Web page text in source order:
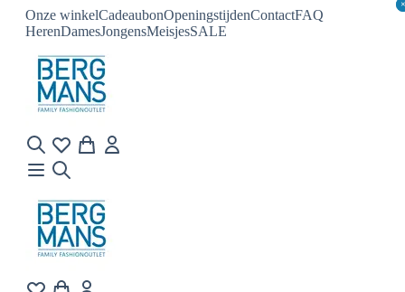
Onze winkelCadeaubonOpeningstijdenContactFAQ
HerenDamesJongensMeisjesSALE
×
×